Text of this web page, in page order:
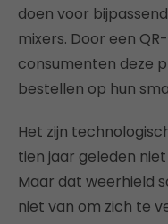
doen voor
mixers. Door een
consumenten deze
bestellen op hun
Het zijn
tien jaar geleden
Maar dat weerhield
niet van om zich te